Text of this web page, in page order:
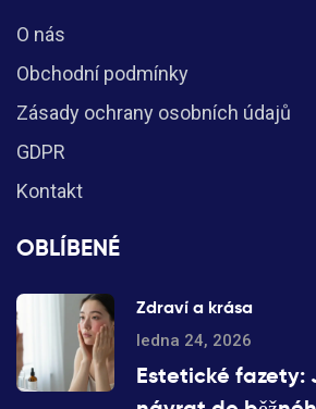
O nás
Obchodní podmínky
Zásady ochrany osobních údajů
GDPR
Kontakt
OBLÍBENÉ
Zdraví a krása
ledna 24, 2026
Estetické fazety: